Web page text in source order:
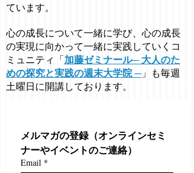
ています。
心の成長について一緒に学び、心の成長
の実現に向かって一緒に実践していくコ
ミュニティ「 加藤ゼミナール─ 大人のた
めの探究と実践の週末大学院 ─」も毎週
土曜日に開講しております。
メルマガの登録（オンラインセミ
ナーやイベントのご連絡）
Email *